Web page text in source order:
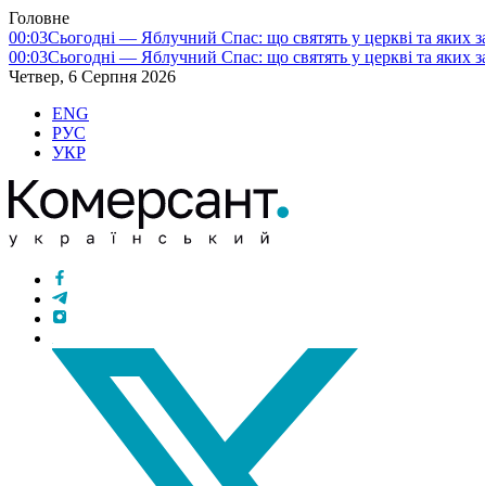
Головне
00:03Сьогодні — Яблучний Спас: що святять у церкві та яких
00:03Сьогодні — Яблучний Спас: що святять у церкві та яких
Четвер, 6 Серпня 2026
ENG
РУС
УКР